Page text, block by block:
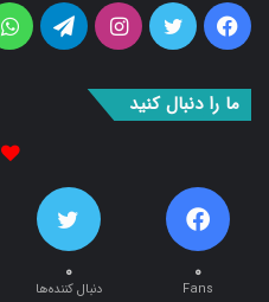
فیس
توییتر اینستاگرامتلگرام
ما را دنبال کنید
۰
Fans
۰
دنبال کننده‌ها